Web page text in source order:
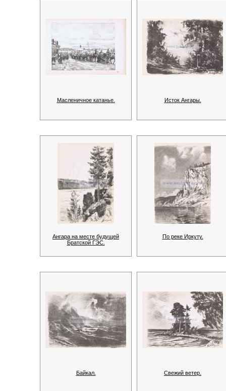
Масленичное катанье. Исток Ангары.
Ангара на месте будущей
Братской ГЭС.
По реке Иркуту.
Байкал. Свежий ветер.